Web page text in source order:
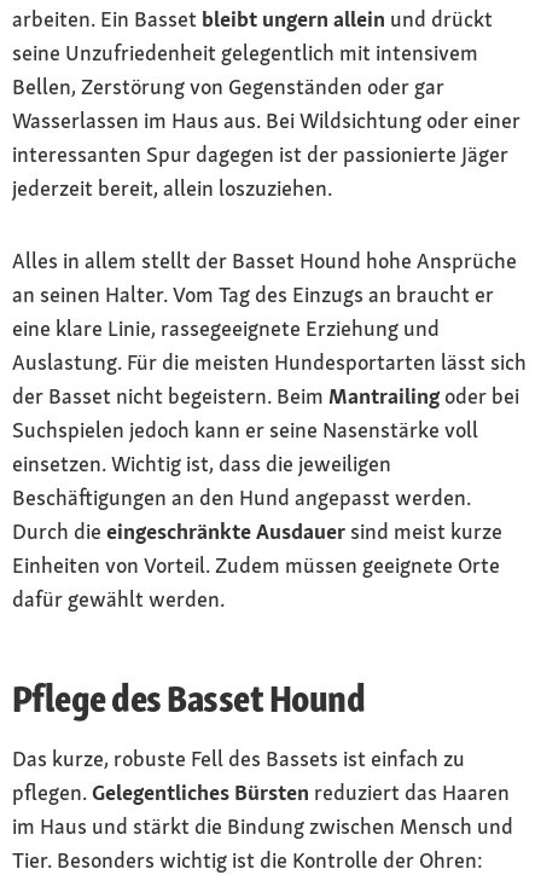
arbeiten. Ein Basset bleibt ungern allein und drückt
seine Unzufriedenheit gelegentlich mit intensivem
Bellen, Zerstörung von Gegenständen oder gar
Wasserlassen im Haus aus. Bei Wildsichtung oder einer
interessanten Spur dagegen ist der passionierte Jäger
jederzeit bereit, allein loszuziehen.
Alles in allem stellt der Basset Hound hohe Ansprüche
an seinen Halter. Vom Tag des Einzugs an braucht er
eine klare Linie, rassegeeignete Erziehung und
Auslastung. Für die meisten Hundesportarten lässt sich
der Basset nicht begeistern. Beim Mantrailing oder bei
Suchspielen jedoch kann er seine Nasenstärke voll
einsetzen. Wichtig ist, dass die jeweiligen
Beschäftigungen an den Hund angepasst werden.
Durch die eingeschränkte Ausdauer sind meist kurze
Einheiten von Vorteil. Zudem müssen geeignete Orte
dafür gewählt werden.
Pflege des Basset Hound
Das kurze, robuste Fell des Bassets ist einfach zu
pflegen.Gelegentliches Bürsten reduziert das Haaren
im Haus und stärkt die Bindung zwischen Mensch und
Tier. Besonders wichtig ist die Kontrolle der Ohren: